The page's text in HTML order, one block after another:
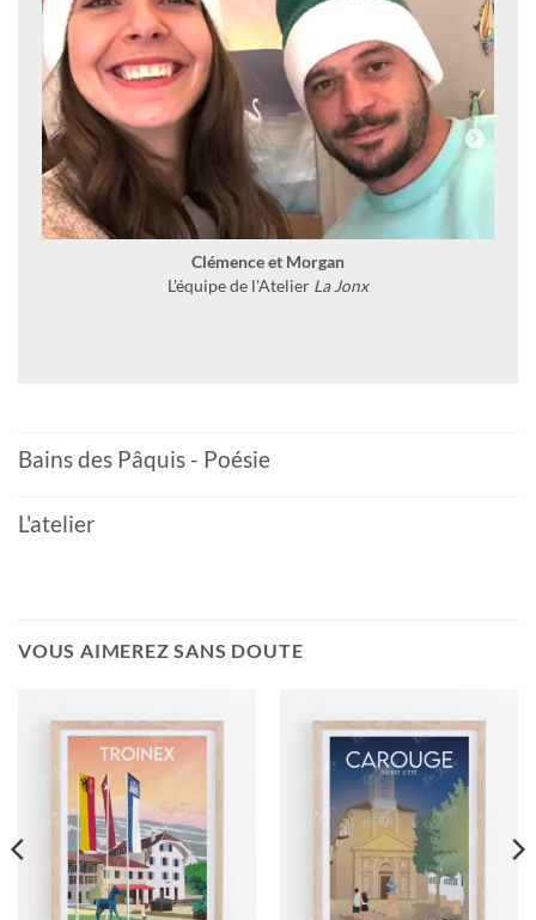
Clémence et Morgan
L'équipe de l'Atelier La Jonx
Bains des Pâquis - Poésie
L'atelier
VOUS AIMEREZ SANS DOUTE